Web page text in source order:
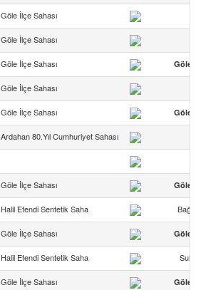
Göle İlçe Sahası
Göle İlçe Sahası
Göle İlçe Sahası Göle
Göle İlçe Sahası
Göle İlçe Sahası Göle
Ardahan 80.Yıl Cumhuriyet Sahası
Göle İlçe Sahası Göle
Halil Efendi Sentetik Saha
Göle İlçe Sahası Göle
Halil Efendi Sentetik Saha
Göle İlçe Sahası Göle